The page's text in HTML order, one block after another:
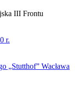
III Frontu
r.
„Stutthof” Wacława